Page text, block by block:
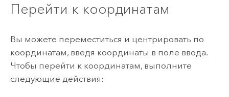
Перейти к координатам
Вы можете переместиться и центрировать по
координатам, введя координаты в поле ввода.
Чтобы перейти к координатам, выполните
следующие действия: